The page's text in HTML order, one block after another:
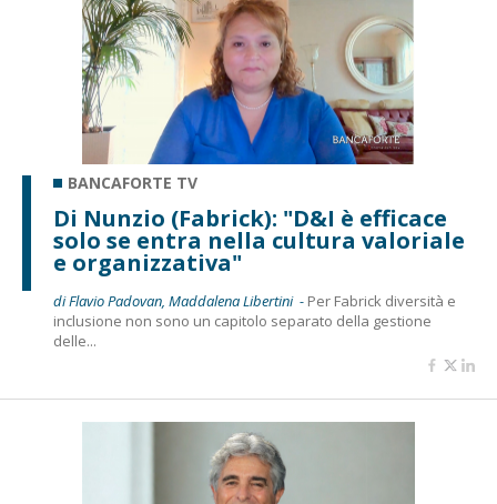
BANCAFORTE TV
Di Nunzio (Fabrick): "D&I è efficace
solo se entra nella cultura valoriale
e organizzativa"
di Flavio Padovan, Maddalena Libertini - Per Fabrick diversità e
inclusione non sono un capitolo separato della gestione
delle...